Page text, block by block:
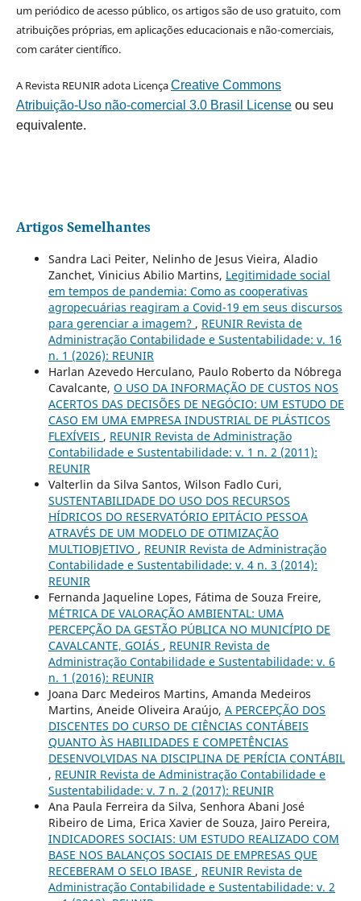
um periódico de acesso público, os artigos são de uso gratuito, com
atribuições próprias, em aplicações educacionais e não-comerciais,
com caráter científico.
A Revista REUNIR adota LicençaCreative Commons
Atribuição-Uso não-comercial 3.0 Brasil Licenseou seu
equivalente.
Artigos Semelhantes
Sandra Laci Peiter, Nelinho de Jesus Vieira, Aladio
Zanchet, Vinicius Abilio Martins, Legitimidade social
em tempos de pandemia: Como as cooperativas
agropecuárias reagiram a Covid-19 em seus discursos
para gerenciar a imagem? , REUNIR Revista de
Administração Contabilidade e Sustentabilidade: v. 16
n. 1 (2026): REUNIR
Harlan Azevedo Herculano, Paulo Roberto da Nóbrega
Cavalcante, O USO DA INFORMAÇÃO DE CUSTOS NOS
ACERTOS DAS DECISÕES DE NEGÓCIO: UM ESTUDO DE
CASO EM UMA EMPRESA INDUSTRIAL DE PLÁSTICOS
FLEXÍVEIS , REUNIR Revista de Administração
Contabilidade e Sustentabilidade: v. 1 n. 2 (2011):
REUNIR
Valterlin da Silva Santos, Wilson Fadlo Curi,
SUSTENTABILIDADE DO USO DOS RECURSOS
HÍDRICOS DO RESERVATÓRIO EPITÁCIO PESSOA
ATRAVÉS DE UM MODELO DE OTIMIZAÇÃO
MULTIOBJETIVO , REUNIR Revista de Administração
Contabilidade e Sustentabilidade: v. 4 n. 3 (2014):
REUNIR
Fernanda Jaqueline Lopes, Fátima de Souza Freire,
MÉTRICA DE VALORAÇÃO AMBIENTAL: UMA
PERCEPÇÃO DA GESTÃO PÚBLICA NO MUNICÍPIO DE
CAVALCANTE, GOIÁS , REUNIR Revista de
Administração Contabilidade e Sustentabilidade: v. 6
n. 1 (2016): REUNIR
Joana Darc Medeiros Martins, Amanda Medeiros
Martins, Aneide Oliveira Araújo, A PERCEPÇÃO DOS
DISCENTES DO CURSO DE CIÊNCIAS CONTÁBEIS
QUANTO ÀS HABILIDADES E COMPETÊNCIAS
DESENVOLVIDAS NA DISCIPLINA DE PERÍCIA CONTÁBIL
, REUNIR Revista de Administração Contabilidade e
Sustentabilidade: v. 7 n. 2 (2017): REUNIR
Ana Paula Ferreira da Silva, Senhora Abani José
Ribeiro de Lima, Erica Xavier de Souza, Jairo Pereira,
INDICADORES SOCIAIS: UM ESTUDO REALIZADO COM
BASE NOS BALANÇOS SOCIAIS DE EMPRESAS QUE
RECEBERAM O SELO IBASE , REUNIR Revista de
Administração Contabilidade e Sustentabilidade: v. 2